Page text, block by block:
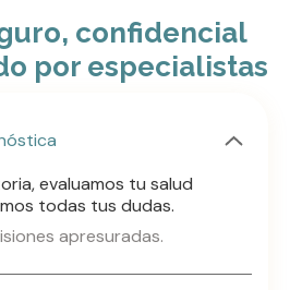
confidencial
por especialistas
evaluamos tu salud
todas tus dudas.
apresuradas.